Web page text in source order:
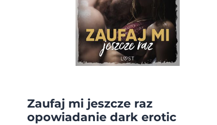
Zaufaj mi jeszcze raz
opowiadanie dark erotic